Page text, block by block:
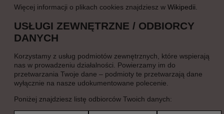
Więcej informacji o plikach cookies znajdziesz w Wikipedii
USŁUGI ZEWNĘTRZNE / ODBIORCY
DANYCH
Korzystamy z usług podmiotów zewnętrznych, które wspierają
nas w prowadzeniu działalności. Powierzamy im do
przetwarzania Twoje dane – podmioty te przetwarzają dane
wyłącznie na nasze udokumentowane polecenie.
Poniżej znajdziesz listę odbiorców Twoich danych: